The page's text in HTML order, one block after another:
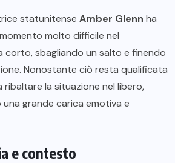
statunitense Amber Glenn ha
molto difficile nel
corto, sbagliando un salto e finendo
Nonostante ciò resta qualificata
ribaltare la situazione nel libero,
grande carica emotiva e
e contesto